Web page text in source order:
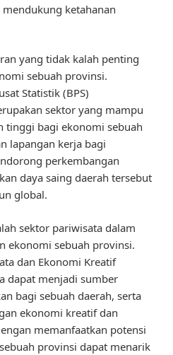
ketahanan
yang tidak kalah penting
sebuah provinsi.
Statistik (BPS)
sektor yang mampu
tinggi bagi ekonomi sebuah
lapangan kerja bagi
perkembangan
daya saing daerah tersebut
global.
sektor pariwisata dalam
ekonomi sebuah provinsi.
dan Ekonomi Kreatif
dapat menjadi sumber
bagi sebuah daerah, serta
ekonomi kreatif dan
memanfaatkan potensi
provinsi dapat menarik